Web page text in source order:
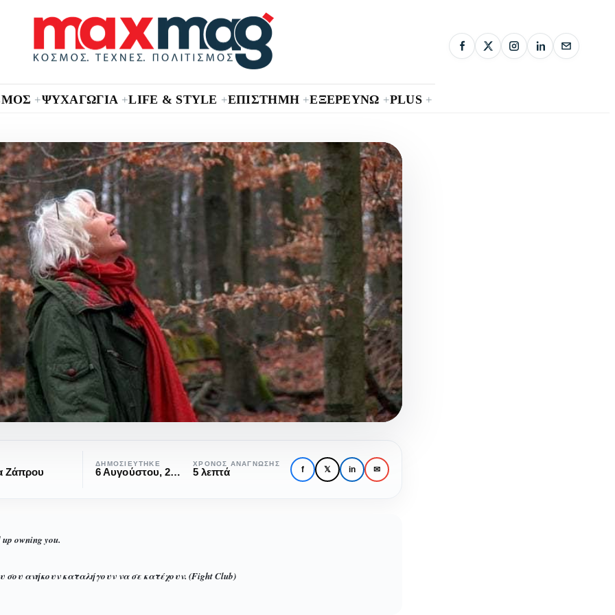
+ΨΥΧΑΓΩΓΙΑ +LIFE & STYLE +ΕΠΙΣΤΗΜΗ +ΕΞΕΡΕΥΝΩ +PLUS +
ΑΦΙΕΡΏΜΑΤΑ
Ζάπρου
ΔΗΜΟΣΙΕΎΤΗΚΕ
6 Αυγούστου, 2017
ΧΡΌΝΟΣ ΑΝΆΓΝΩΣΗΣ
5 λεπτά f 𝕏 in ✉
owning you.
ανήκουν καταλήγουν να σε κατέχουν. (Fight Club)